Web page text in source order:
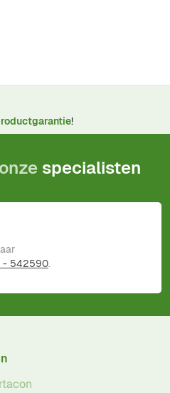
!
specialisten
- 542590.